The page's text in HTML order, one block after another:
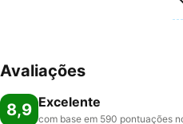
Avaliações
8,9 Excelente
com base em 590 pontuações